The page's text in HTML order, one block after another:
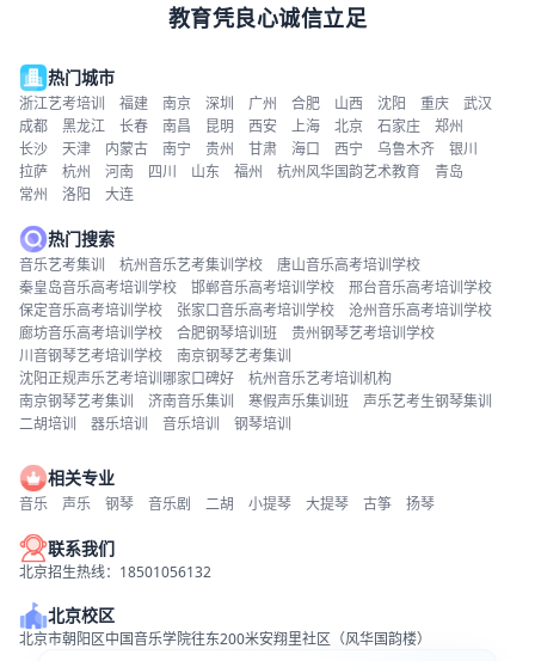
教育凭良心诚信立足
热门城市
浙江艺考培训 福建 南京 深圳 广州 合肥 山西 沈阳 重庆
武汉
成都
黑龙江 长春 南昌 昆明 西安 上海 北京 石家庄
郑州
长沙
天津 内蒙古 南宁 贵州 甘肃 海口 西宁 乌鲁木齐
银川
拉萨
杭州 河南 四川 山东 福州 杭州风华国韵艺术教育
青岛
常州
洛阳 大连
热门搜索
音乐艺考集训 杭州音乐艺考集训学校
唐山音乐高考培训学校
秦皇岛音乐高考培训学校
邯郸音乐高考培训学校
邢台音乐高考培训学校
保定音乐高考培训学校
张家口音乐高考培训学校
沧州音乐高考培训学校
廊坊音乐高考培训学校
合肥钢琴培训班
贵州钢琴艺考培训学校
川音钢琴艺考培训学校
南京钢琴艺考集训
沈阳正规声乐艺考培训哪家口碑好
杭州音乐艺考培训机构
南京钢琴艺考集训
济南音乐集训 寒假声乐集训班
声乐艺考生钢琴集训
二胡培训
器乐培训 音乐培训 钢琴培训
相关专业
音乐 声乐 钢琴 音乐剧 二胡 小提琴 大提琴 古筝 扬琴
联系我们
北京招生热线：18501056132
北京校区
北京市朝阳区中国音乐学院往东200米安翔里社区（风华国韵楼）